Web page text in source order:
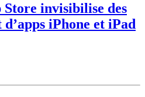
invisibilise des
iPhone et iPad